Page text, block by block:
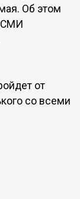
Об этом
СМИ
от
со всеми